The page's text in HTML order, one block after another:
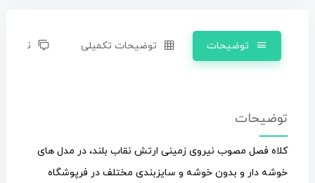
توضیحات توضیحات تکمیلی نظرات (0)
توضیحات
کلاه فصل مصوب نیروی زمینی ارتش نقاب بلند، در مدل های
خوشه دار و بدون خوشه و سایزبندی مختلف در فرپوشگاه